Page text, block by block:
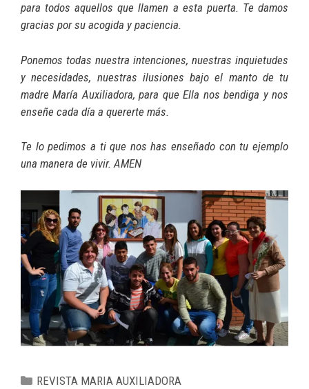
para todos aquellos que llamen a esta puerta. Te damos
gracias por su acogida y paciencia.
Ponemos todas nuestra intenciones, nuestras inquietudes
y necesidades, nuestras ilusiones bajo el manto de tu
madre María Auxiliadora, para que Ella nos bendiga y nos
enseñe cada día a quererte más.
Te lo pedimos a ti que nos has enseñado con tu ejemplo
una manera de vivir. AMEN
REVISTA MARIA AUXILIADORA